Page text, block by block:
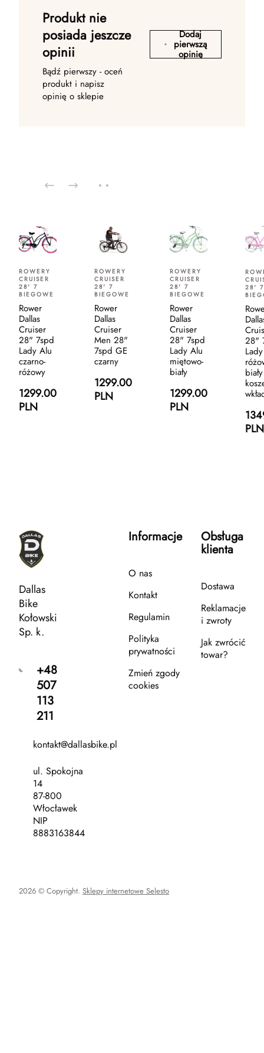
Produkt nie
posiada jeszcze
opinii
Bądź pierwszy - oceń
produkt i napisz
opinię o sklepie
Dodaj
pierwszą
opinię
ROWERY
CRUISER
28' 7
BIEGOWE
Rower
Dallas
Cruiser
28" 7spd
Lady Alu
czarno-
różowy
1299.00
PLN
ROWERY
CRUISER
28' 7
BIEGOWE
Rower
Dallas
Cruiser
Men 28"
7spd GE
czarny
1299.00
PLN
ROWERY
CRUISER
28' 7
BIEGOWE
Rower
Dallas
Cruiser
28" 7spd
Lady Alu
miętowo-
biały
1299.00
PLN
28' 7
28"
PLN
Dallas
Bike
Kołowski
Sp. k.
+48
507
113
211
kontakt@dallasbike.pl
ul. Spokojna
14
87-800
Włocławek
NIP
8883163844
Informacje
O nas
Kontakt
Regulamin
Polityka
prywatności
Zmień zgody
cookies
Obsługa
klienta
Dostawa
Reklamacje
i zwroty
Jak zwrócić
towar?
2026 © Copyright. Sklepy internetowe Selesto